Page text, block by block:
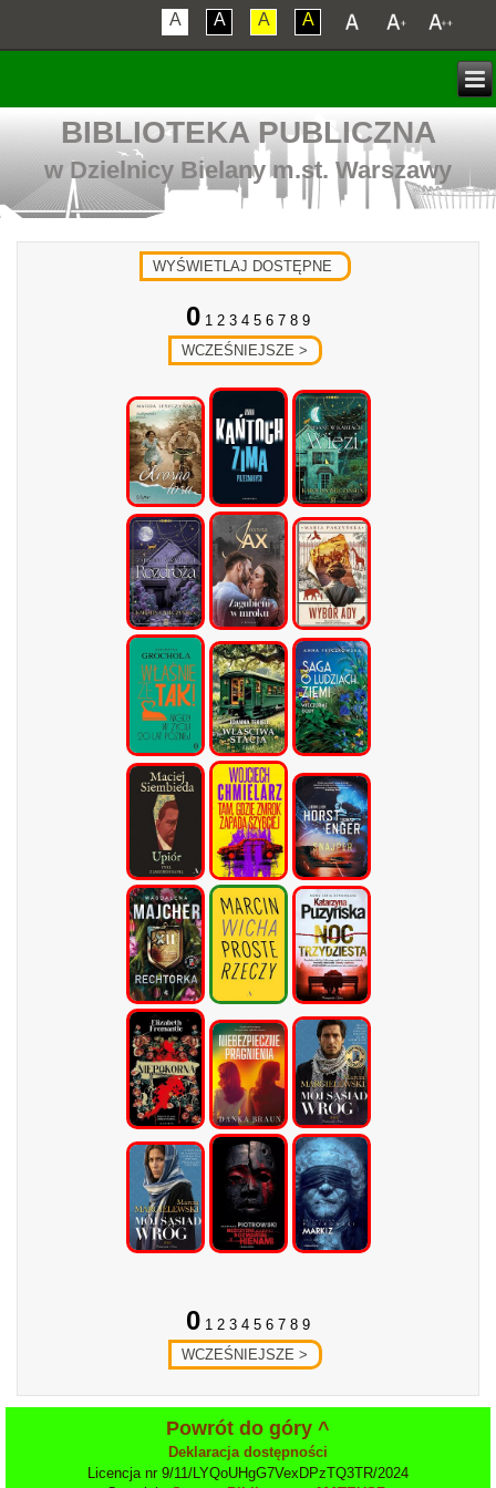
A A A A
BIBLIOTEKA PUBLICZNA
w Dzielnicy Bielany m.st. Warszawy
0 1 2 3 4 5 6 7 8 9
0 1 2 3 4 5 6 7 8 9
Powrót do góry ^
Deklaracja dostępności
Licencja nr 9/11/LYQoUHgG7VexDPzTQ3TR/2024